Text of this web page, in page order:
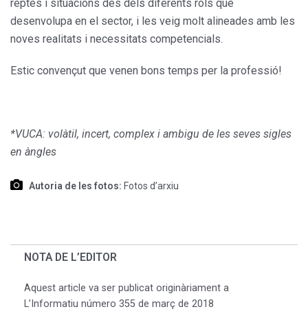
reptes i situacions des dels diferents rols que
desenvolupa en el sector, i les veig molt alineades amb les
noves realitats i necessitats competencials.
Estic convençut que venen bons temps per la professió!
*VUCA: volàtil, incert, complex i ambigu de les seves sigles
en àngles
Autoria de les fotos: Fotos d’arxiu
NOTA DE L’EDITOR
Aquest article va ser publicat originàriament a
L’Informatiu número 355 de març de 2018